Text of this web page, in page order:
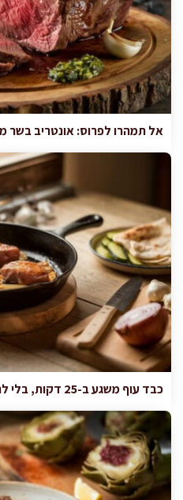
אל תמהרו לפרוס: אונטריב בשר
כבד עוף משגע ב-25 דקות, בלי להרתיח ובלי להתייבש